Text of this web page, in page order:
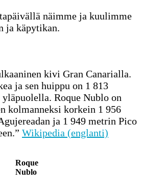
näimme ja kuulimme
ja käpytikan.
kivi Gran Canarialla.
ja sen huippu on 1 813
Roque Nublo on
kolmanneksi korkein 1 956
ja 1 949 metrin Pico
Wikipedia (englanti)
Roque
Nublo